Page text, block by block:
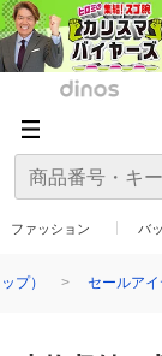
ファッション バ
プ） セールアイ